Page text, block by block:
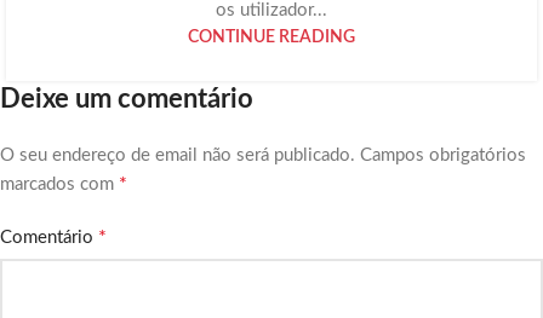
os utilizador...
CONTINUE READING
Deixe um comentário
O seu endereço de email não será publicado. Campos obrigatórios
marcados com *
Comentário *